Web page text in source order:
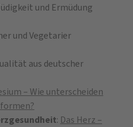
und Ermüdung
und Vegetarier
aus deutscher
– Wie unterscheiden
: Das Herz –